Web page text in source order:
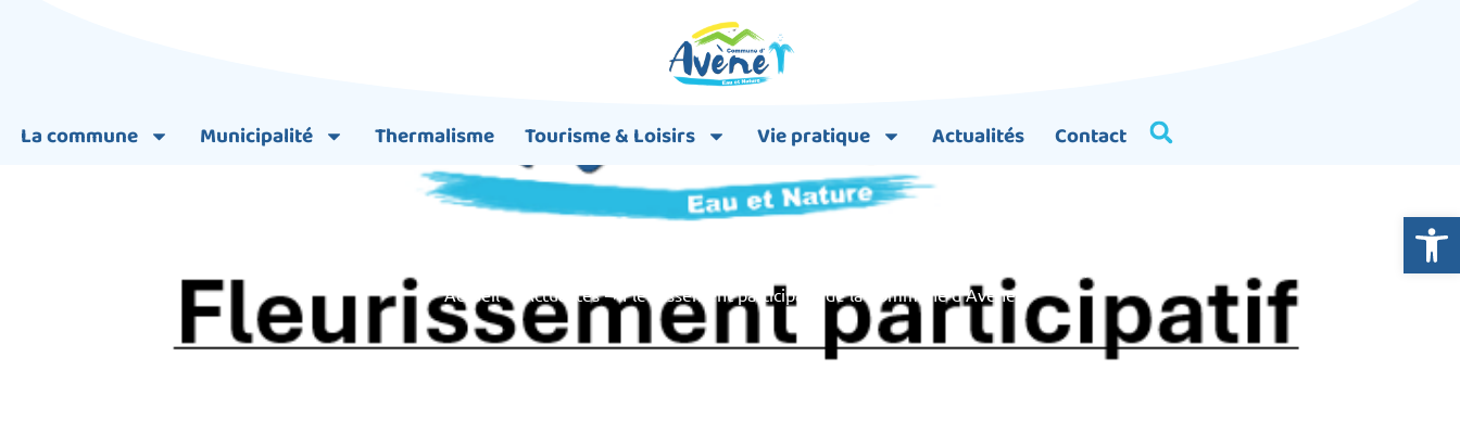
Ouvrir
La commune Municipalité Thermalisme Tourisme & Loisirs Vie pratique Actualités Contact
Accueil➞ Actualités➞ Fleurissement participatif de la Commune d’Avène